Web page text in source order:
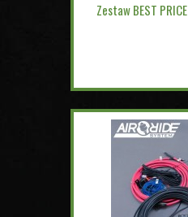
Zestaw BEST